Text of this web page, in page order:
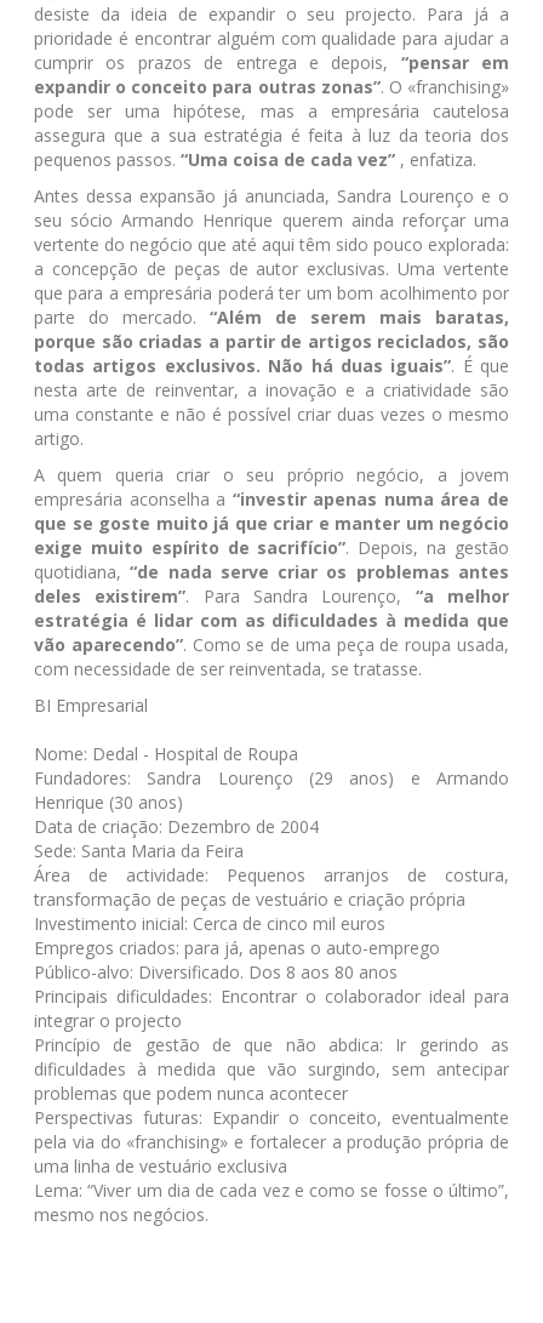
desiste da ideia de expandir o seu projecto. Para já a
prioridade é encontrar alguém com qualidade para ajudar a
cumprir os prazos de entrega e depois, “pensar em
expandir o conceito para outras zonas”. O «franchising»
pode ser uma hipótese, mas a empresária cautelosa
assegura que a sua estratégia é feita à luz da teoria dos
pequenos passos. “Uma coisa de cada vez” , enfatiza.
Antes dessa expansão já anunciada, Sandra Lourenço e o
seu sócio Armando Henrique querem ainda reforçar uma
vertente do negócio que até aqui têm sido pouco explorada:
a concepção de peças de autor exclusivas. Uma vertente
que para a empresária poderá ter um bom acolhimento por
parte do mercado. “Além de serem mais baratas,
porque são criadas a partir de artigos reciclados, são
todas artigos exclusivos. Não há duas iguais”. É que
nesta arte de reinventar, a inovação e a criatividade são
uma constante e não é possível criar duas vezes o mesmo
artigo.
A quem queria criar o seu próprio negócio, a jovem
empresária aconselha a “investir apenas numa área de
que se goste muito já que criar e manter um negócio
exige muito espírito de sacrifício”. Depois, na gestão
quotidiana,“de nada serve criar os problemas antes
deles existirem”. Para Sandra Lourenço, “a melhor
estratégia é lidar com as dificuldades à medida que
vão aparecendo”. Como se de uma peça de roupa usada,
com necessidade de ser reinventada, se tratasse.
BI Empresarial
Nome: Dedal - Hospital de Roupa
Fundadores: Sandra Lourenço (29 anos) e Armando
Henrique (30 anos)
Data de criação: Dezembro de 2004
Sede: Santa Maria da Feira
Área de actividade: Pequenos arranjos de costura,
transformação de peças de vestuário e criação própria
Investimento inicial: Cerca de cinco mil euros
Empregos criados: para já, apenas o auto-emprego
Público-alvo: Diversificado. Dos 8 aos 80 anos
Principais dificuldades: Encontrar o colaborador ideal para
integrar o projecto
Princípio de gestão de que não abdica: Ir gerindo as
dificuldades à medida que vão surgindo, sem antecipar
problemas que podem nunca acontecer
Perspectivas futuras: Expandir o conceito, eventualmente
pela via do «franchising» e fortalecer a produção própria de
uma linha de vestuário exclusiva
Lema: “Viver um dia de cada vez e como se fosse o último”,
mesmo nos negócios.